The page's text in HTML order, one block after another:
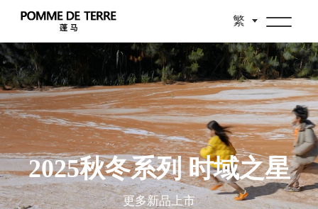
繁
2025秋冬系列 时域之星
更多新品上市